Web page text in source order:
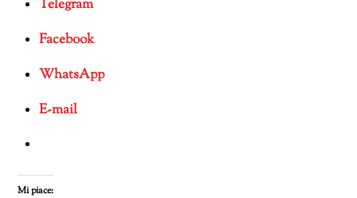
Telegram
Facebook
WhatsApp
E-mail
Mi piace: